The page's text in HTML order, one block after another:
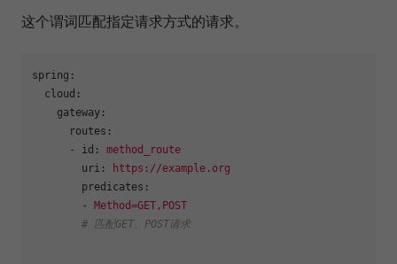
这个谓词匹配指定请求方式的请求。
spring:
cloud:
gateway:
routes:
-
id:
method_route
uri:
https://example.org
predicates:
-
Method=GET,POST
# 匹配GET、POST请求